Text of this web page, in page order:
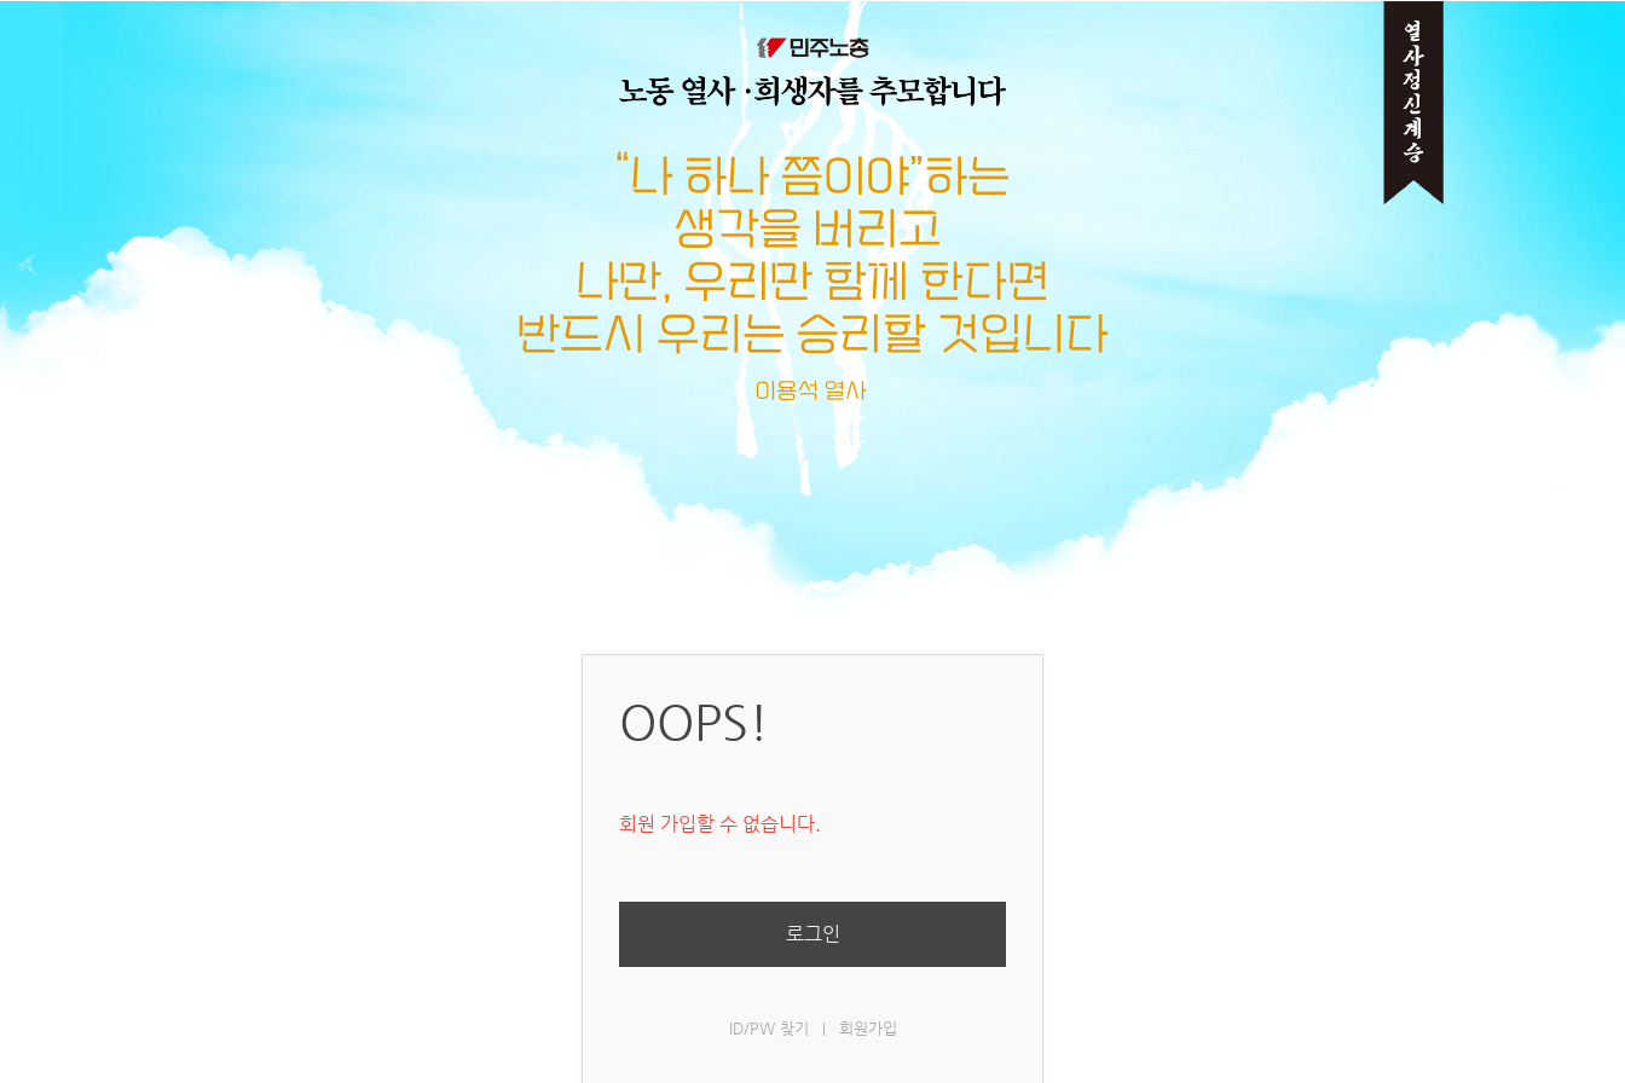
메뉴 건너뛰기
OOPS!
회원 가입할 수 없습니다.
로그인
ID/PW 찾기 회원가입